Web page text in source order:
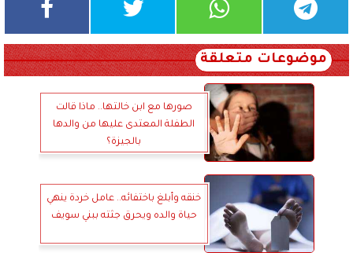
موضوعات متعلقة
صورها مع ابن خالتها.. ماذا قالت
الطفلة المعتدى عليها من والدها
بالجيزة؟
خنقه وأبلغ باختفائه.. عامل خردة ينهي
حياة والده ويحرق جثته ببني سويف